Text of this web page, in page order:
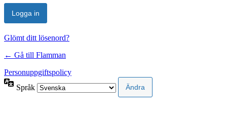
Glömt ditt lösenord?
← Gå till Flamman
Personuppgiftspolicy
Språk